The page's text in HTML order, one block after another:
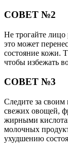
СОВЕТ №2
Не трогайте лицо
это может
состояние кожи.
чтобы избежать
СОВЕТ №3
Следите за
свежих овощей,
жирными
молочных
ухудшению